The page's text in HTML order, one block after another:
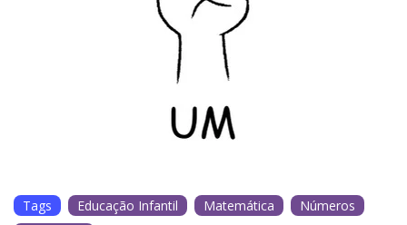
Tags Educação Infantil Matemática
Números